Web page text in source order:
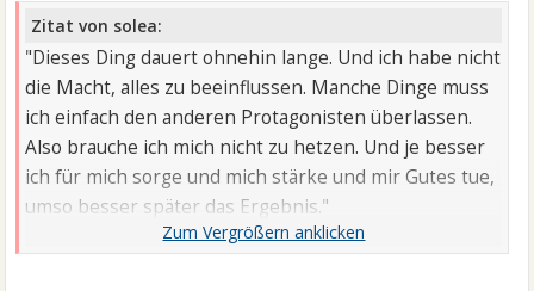
Zitat von solea:
"Dieses Ding dauert ohnehin lange. Und ich habe nicht
die Macht, alles zu beeinflussen. Manche Dinge muss
ich einfach den anderen Protagonisten überlassen.
Also brauche ich mich nicht zu hetzen. Und je besser
ich für mich sorge und mich stärke und mir Gutes tue,
umso besser später das Ergebnis."